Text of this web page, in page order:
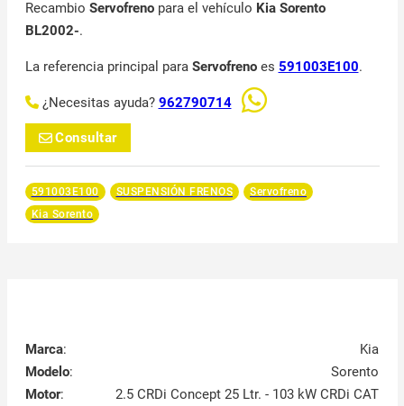
Recambio Servofrenopara el vehículo Kia Sorento
BL2002-.
La referencia principal para Servofrenoes 591003E100.
¿Necesitas ayuda? 962790714
Consultar
591003E100 SUSPENSIÓN FRENOS
Servofreno
Kia Sorento
Marca:
Kia
Modelo:
Sorento
Motor: 2.5 CRDi Concept 25 Ltr. - 103 kW CRDi CAT